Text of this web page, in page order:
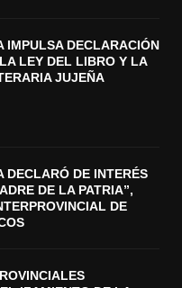
IMPULSA DECLARACIÓN
LEY DEL LIBRO Y LA
JUJEÑA
DECLARÓ DE INTERÉS
DE LA PATRIA”,
DE